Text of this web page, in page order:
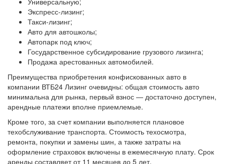
Экспресс-лизинг;
Такси-лизинг;
Авто для автошколы;
Автопарк под ключ;
Государственное субсидирование грузового лизинга;
Продажа арестованных автомобилей.
Преимущества приобретения конфискованных авто в
компании ВТБ24 Лизинг очевидны: общая стоимость авто
минимальна для рынка, первый взнос — достаточно доступен,
арендные платежи вполне приемлемые.
Кроме того, за счет компании выполняется плановое
техобслуживание транспорта. Стоимость техосмотра,
ремонта, покупки и замены шин, а также затраты на
оформление страховок включены в ежемесячную плату. Срок
аренды составляет от 11 месяцев до 5 лет.